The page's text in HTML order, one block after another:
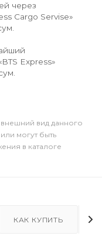
через
Cargo Servise»
Express»
внешний вид данного
могут быть
в каталоге
КАК КУПИТЬ